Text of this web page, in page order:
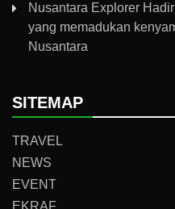
Nusantara Explorer
yang memadukan
Nusantara
SITEMAP
TRAVEL
NEWS
EVENT